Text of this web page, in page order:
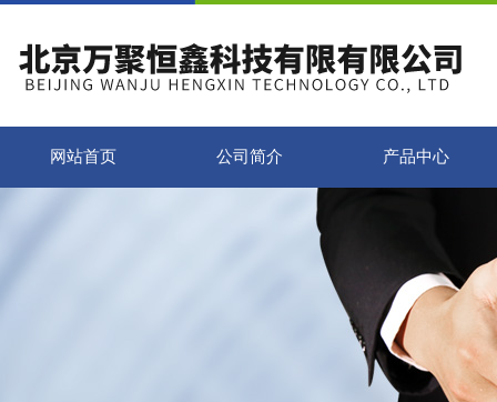
网站首页 公司简介 产品中心